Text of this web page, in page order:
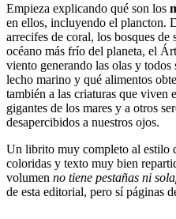
Empieza explicando qué son los
en ellos, incluyendo el plancton.
arrecifes de coral, los bosques de
océano más frío del planeta, el
viento generando las olas y todos
lecho marino y qué alimentos
también a las criaturas que viven
gigantes de los mares y a otros
desapercibidos a nuestros ojos.
Un librito muy completo al estilo
coloridas y texto muy bien
volumen no tiene pestañas ni
de esta editorial, pero sí páginas